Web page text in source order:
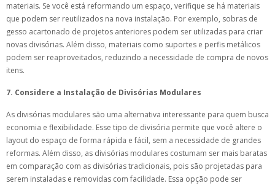
materiais. Se você está reformando um espaço, verifique se há materiais
que podem ser reutilizados na nova instalação. Por exemplo, sobras de
gesso acartonado de projetos anteriores podem ser utilizadas para criar
novas divisórias. Além disso, materiais como suportes e perfis metálicos
podem ser reaproveitados, reduzindo a necessidade de compra de novos
itens.
7. Considere a Instalação de Divisórias Modulares
As divisórias modulares são uma alternativa interessante para quem busca
economia e flexibilidade. Esse tipo de divisória permite que você altere o
layout do espaço de forma rápida e fácil, sem a necessidade de grandes
reformas. Além disso, as divisórias modulares costumam ser mais baratas
em comparação com as divisórias tradicionais, pois são projetadas para
serem instaladas e removidas com facilidade. Essa opção pode ser